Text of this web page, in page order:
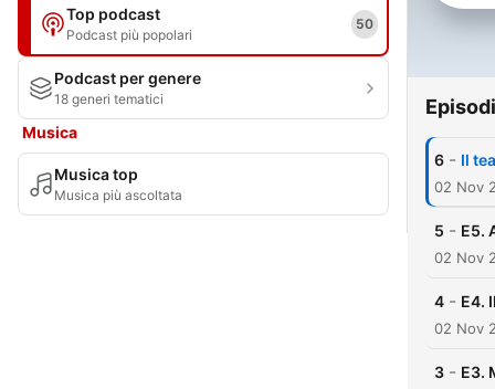
Top podcast
Podcast più popolari
50
Podcast per genere
18 generi tematici
Musica
Musica top
Musica più ascoltata
Episodi
6 - Il
02 Nov
5 - E5.
02 Nov
4 - E4.
02 Nov
3 - E3.